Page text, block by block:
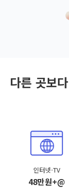
다른 곳보
인터넷·TV
48만원+@